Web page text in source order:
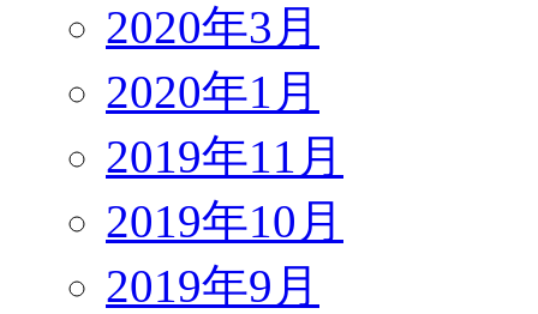
2020年3月
2020年1月
2019年11月
2019年10月
2019年9月